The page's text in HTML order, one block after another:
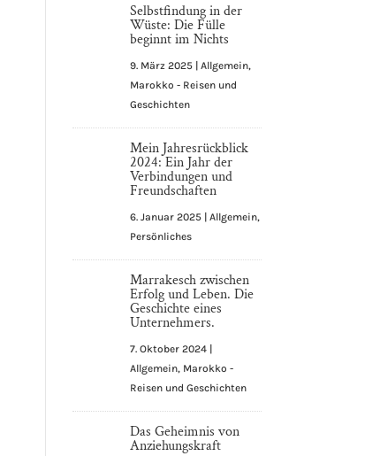
Selbstfindung in der
Wüste: Die Fülle
beginnt im Nichts
9. März 2025| Allgemein,
Marokko - Reisen und
Geschichten
Mein Jahresrückblick
2024: Ein Jahr der
Verbindungen und
Freundschaften
6. Januar 2025| Allgemein,
Persönliches
Marrakesch zwischen
Erfolg und Leben. Die
Geschichte eines
Unternehmers.
7. Oktober 2024|
Allgemein, Marokko -
Reisen und Geschichten
Das Geheimnis von
Anziehungskraft